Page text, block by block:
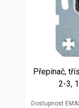
Přepínač,
2-3,
Dostupnost